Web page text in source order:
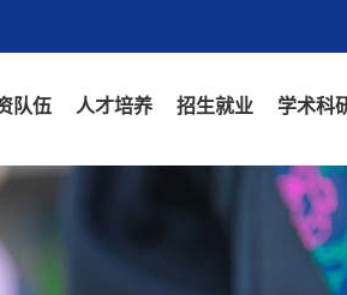
队伍 人才培养 招生就业 学术科